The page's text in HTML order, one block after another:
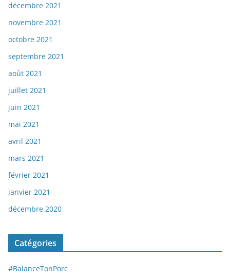
décembre 2021
novembre 2021
octobre 2021
septembre 2021
août 2021
juillet 2021
juin 2021
mai 2021
avril 2021
mars 2021
février 2021
janvier 2021
décembre 2020
Catégories
#BalanceTonPorc